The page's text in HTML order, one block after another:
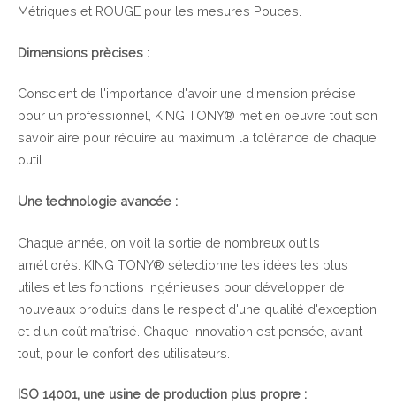
Métriques et ROUGE pour les mesures Pouces.
Dimensions prècises :
Conscient de l'importance d'avoir une dimension précise
pour un professionnel, KING TONY® met en oeuvre tout son
savoir aire pour réduire au maximum la tolérance de chaque
outil.
Une technologie avancée :
Chaque année, on voit la sortie de nombreux outils
améliorés. KING TONY® sélectionne les idées les plus
utiles et les fonctions ingénieuses pour développer de
nouveaux produits dans le respect d'une qualité d'exception
et d'un coût maîtrisé. Chaque innovation est pensée, avant
tout, pour le confort des utilisateurs.
ISO 14001, une usine de production plus propre :